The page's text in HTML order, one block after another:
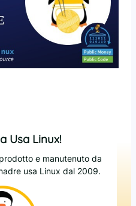
Usa Linux!
e manutenuto da
usa Linux dal 2009.